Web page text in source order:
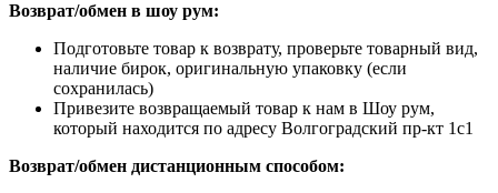
Возврат/обмен в шоу рум:
Подготовьте товар к возврату, проверьте товарный вид,
наличие бирок, оригинальную упаковку (если
сохранилась)
Привезите возвращаемый товар к нам в Шоу рум,
который находится по адресу Волгоградский пр-кт 1с1
Возврат/обмен дистанционным способом: